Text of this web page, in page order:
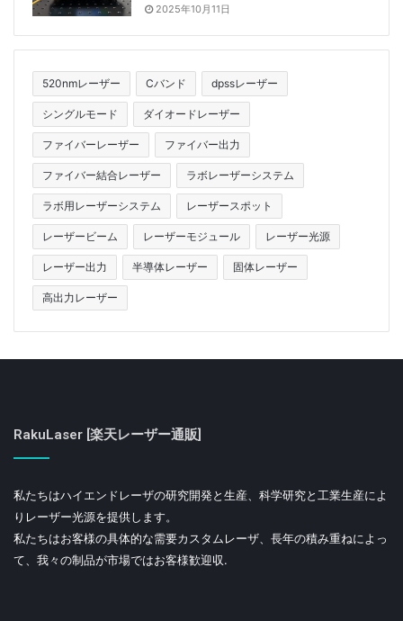
2025年10月11日
520nmレーザー Cバンド dpssレーザー
シングルモード ダイオードレーザー
ファイバーレーザー ファイバー出力
ファイバー結合レーザー ラボレーザーシステム
ラボ用レーザーシステム レーザースポット
レーザービーム レーザーモジュール レーザー光源
レーザー出力 半導体レーザー 固体レーザー
高出力レーザー
RakuLaser [楽天レーザー通販]
私たちはハイエンドレーザの研究開発と生産、科学研究と工業生産によ
りレーザー光源を提供します。
私たちはお客様の具体的な需要カスタムレーザ、長年の積み重ねによっ
て、我々の制品が市場ではお客様歓迎収.